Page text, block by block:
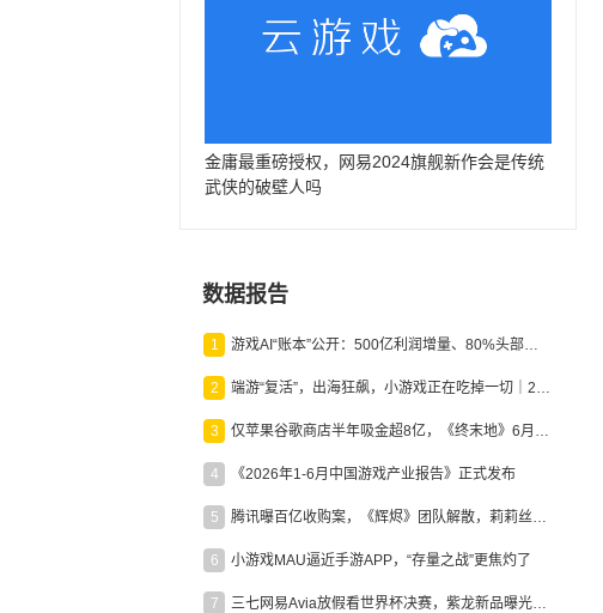
金庸最重磅授权，网易2024旗舰新作会是传统
武侠的破壁人吗
数据报告
1 游戏AI“账本”公开：500亿利润增量、80%头部入局，谁在闷声发财？
2 端游“复活”，出海狂飙，小游戏正在吃掉一切｜2026上半年产业报告
3 仅苹果谷歌商店半年吸金超8亿，《终末地》6月份收入显著回暖
4 《2026年1-6月中国游戏产业报告》正式发布
5 腾讯曝百亿收购案，《辉烬》团队解散，莉莉丝新作曝光｜陀螺周报
6 小游戏MAU逼近手游APP，“存量之战”更焦灼了
7 三七网易Avia放假看世界杯决赛，紫龙新品曝光，米哈游新作上线 | 陀螺周报